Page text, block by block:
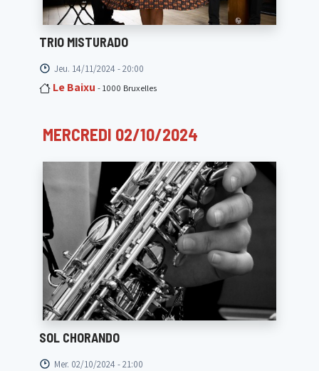
TRIO MISTURADO
Jeu. 14/11/2024 - 20:00
Le Baixu - 1000 Bruxelles
MERCREDI 02/10/2024
SOL CHORANDO
Mer. 02/10/2024 - 21:00